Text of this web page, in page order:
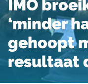
IMO
‘minder
gehoopt
resultaat